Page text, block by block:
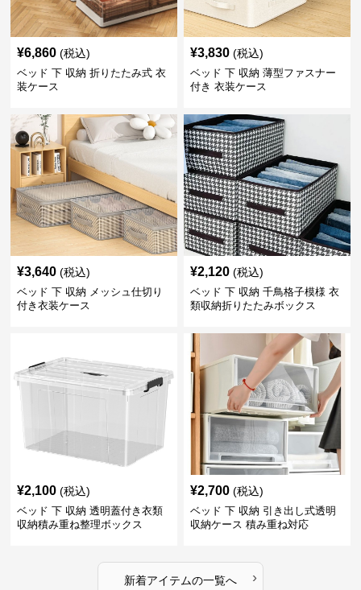
¥6,860 (税込)
ベッド 下 収納 折りたたみ式 衣
装ケース
¥3,830 (税込)
ベッド 下 収納 薄型ファスナー
付き 衣装ケース
¥3,640 (税込)
ベッド 下 収納 メッシュ仕切り
付き衣装ケース
¥2,120 (税込)
ベッド 下 収納 千鳥格子模様 衣
類収納折りたたみボックス
¥2,100 (税込)
ベッド 下 収納 透明蓋付き衣類
収納積み重ね整理ボックス
¥2,700 (税込)
ベッド 下 収納 引き出し式透明
収納ケース 積み重ね対応
新着アイテムの一覧へ ›